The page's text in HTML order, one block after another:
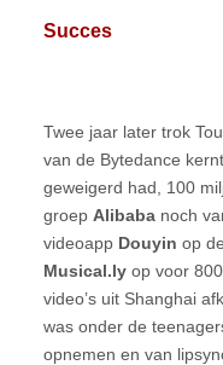
Succes
Twee jaar later trok
van de Bytedance
geweigerd had, 100
groep Alibaba noch
videoapp Douyin op
Musical.ly op voor
video’s uit Shanghai
was onder de
opnemen en van